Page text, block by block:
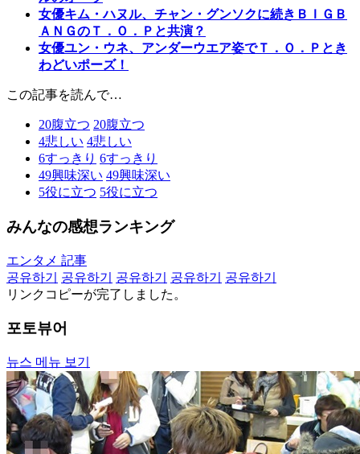
女優キム・ハヌル、チャン・グンソクに続きＢＩＧＢ
ＡＮＧのＴ．Ｏ．Ｐと共演？
女優ユン・ウネ、アンダーウエア姿でＴ．Ｏ．Ｐとき
わどいポーズ！
この記事を読んで…
20腹立つ 20腹立つ
4悲しい 4悲しい
6すっきり 6すっきり
49興味深い 49興味深い
5役に立つ 5役に立つ
みんなの感想ランキング
エンタメ 記事
공유하기
공유하기 공유하기 공유하기
공유하기
リンクコピーが完了しました。
포토뷰어
뉴스 메뉴 보기